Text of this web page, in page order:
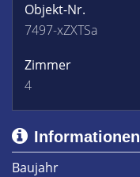
Objekt-Nr.
7497-xZXTSa
Zimmer
4
Informationen
Baujahr